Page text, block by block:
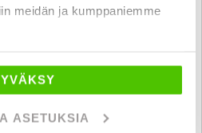
meidän ja kumppaniemme
ASETUKSIA